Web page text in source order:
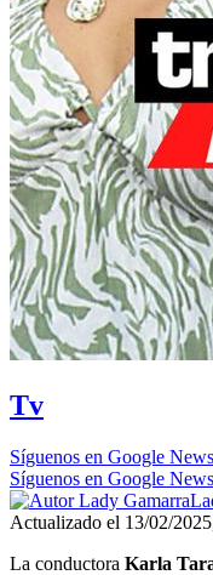
Tv
Síguenos en Google News
Síguenos en Google News
Actualizado el 13/02/
La conductora Karla